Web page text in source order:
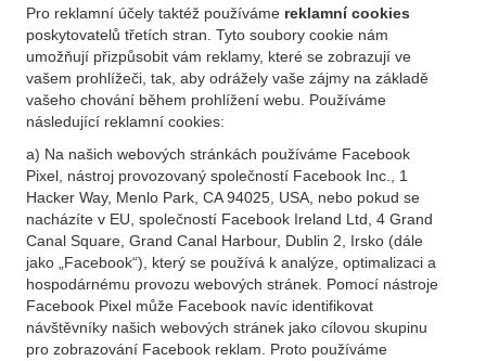
Pro reklamní účely taktéž používáme reklamní cookies
poskytovatelů třetích stran. Tyto soubory cookie nám
umožňují přizpůsobit vám reklamy, které se zobrazují ve
vašem prohlížeči, tak, aby odrážely vaše zájmy na základě
vašeho chování během prohlížení webu. Používáme
následující reklamní cookies:
a) Na našich webových stránkách používáme Facebook
Pixel, nástroj provozovaný společností Facebook Inc., 1
Hacker Way, Menlo Park, CA 94025, USA, nebo pokud se
nacházíte v EU, společností Facebook Ireland Ltd, 4 Grand
Canal Square, Grand Canal Harbour, Dublin 2, Irsko (dále
jako „Facebook“), který se používá k analýze, optimalizaci a
hospodárnému provozu webových stránek. Pomocí nástroje
Facebook Pixel může Facebook navíc identifikovat
návštěvníky našich webových stránek jako cílovou skupinu
pro zobrazování Facebook reklam. Proto používáme